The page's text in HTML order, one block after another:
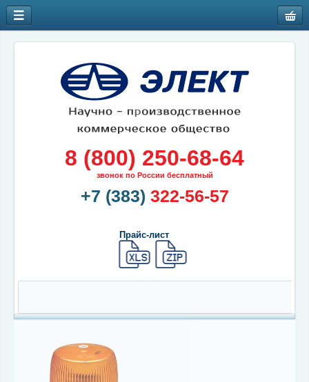
8 (800) 250-68-64
звонок по России бесплатный
+7 (383) 322-56-57
Прайс-лист